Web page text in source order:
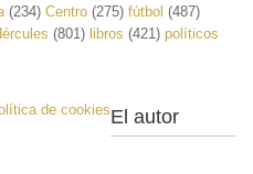
(234) Centro (275) fútbol (487)
(801) libros (421) políticos
de cookiesEl autor